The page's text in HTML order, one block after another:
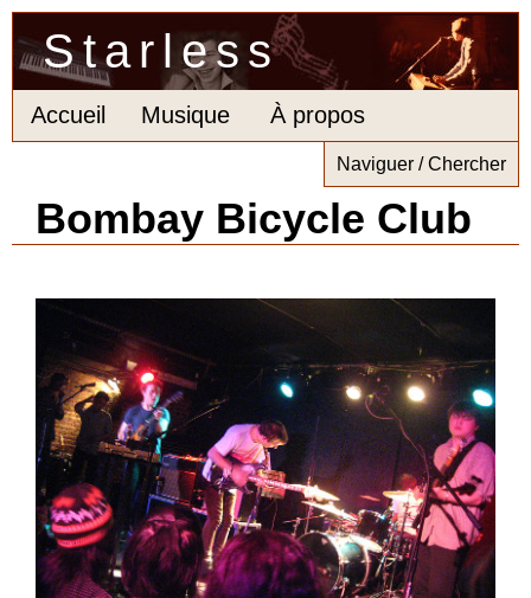
Starless
Accueil Musique À propos
Naviguer / Chercher
Bombay Bicycle Club